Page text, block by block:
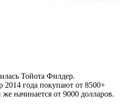
Тойота Филдер.
года покупают от 8500+
начинается от 9000 долларов.